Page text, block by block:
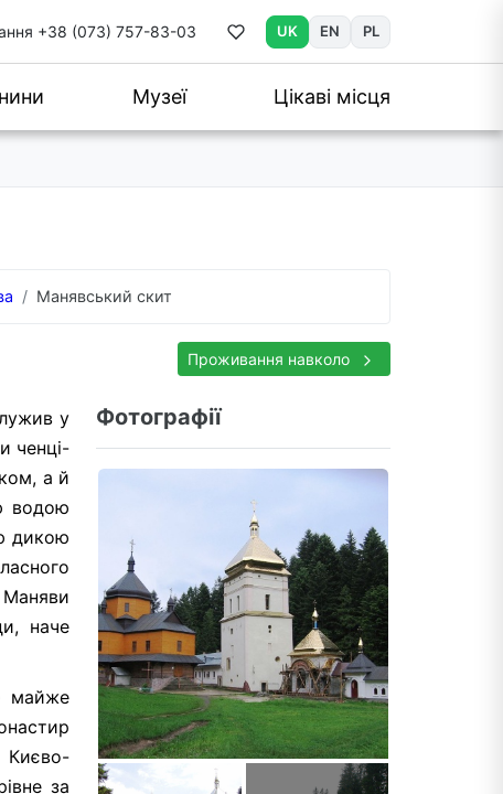
+38 (073) 757-83-03 UK EN PL
Музеї Цікаві місця
Манявський скит
Проживання навколо
у
ченці-
а й
водою
дикою
Маняви
наче
майже
Києво-
за
Фотографії